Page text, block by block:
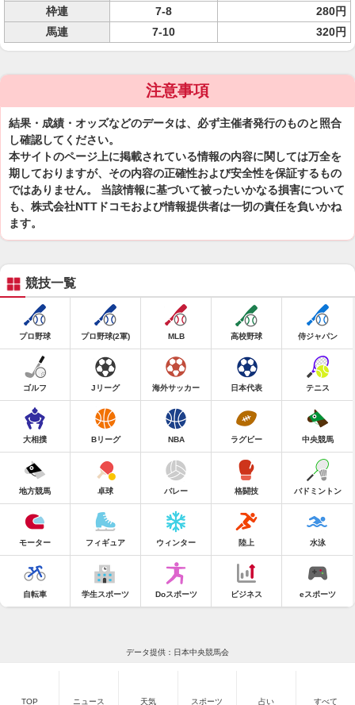
枠連
7-8
280円
馬連
7-10 320円
注意事項
結果・成績・オッズなどのデータは、必ず主催者発行のものと照合
し確認してください。
本サイトのページ上に掲載されている情報の内容に関しては万全を
期しておりますが、その内容の正確性および安全性を保証するもの
ではありません。 当該情報に基づいて被ったいかなる損害について
も、株式会社NTTドコモおよび情報提供者は一切の責任を負いかね
ます。
競技一覧
プロ野球 プロ野球(2軍) MLB 高校野球 侍ジャパン
ゴルフ Jリーグ 海外サッカー 日本代表 テニス
大相撲 Bリーグ NBA ラグビー 中央競馬
地方競馬 卓球 バレー 格闘技 バドミントン
モーター フィギュア ウィンター 陸上 水泳
自転車 学生スポーツ Doスポーツ ビジネス eスポーツ
データ提供：日本中央競馬会
TOP ニュース 天気 スポーツ 占い すべて